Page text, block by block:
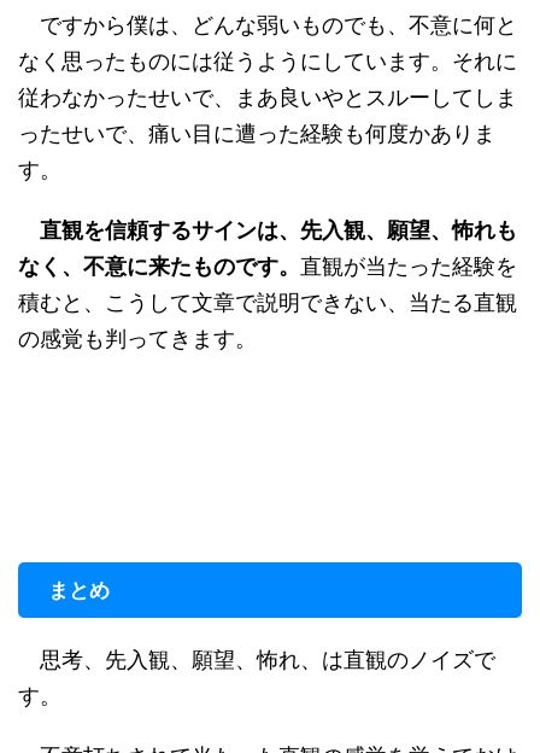
ですから僕は、どんな弱いものでも、不意に何と
なく思ったものには従うようにしています。それに
従わなかったせいで、まあ良いやとスルーしてしま
ったせいで、痛い目に遭った経験も何度かありま
す。
直観を信頼するサインは、先入観、願望、怖れも
なく、不意に来たものです。 直観が当たった経験を
積むと、こうして文章で説明できない、当たる直観
の感覚も判ってきます。
まとめ
思考、先入観、願望、怖れ、は直観のノイズで
す。